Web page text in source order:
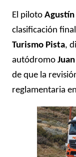
El piloto
clasificación
Turismo Pista,
autódromo
de que la
reglamentaria